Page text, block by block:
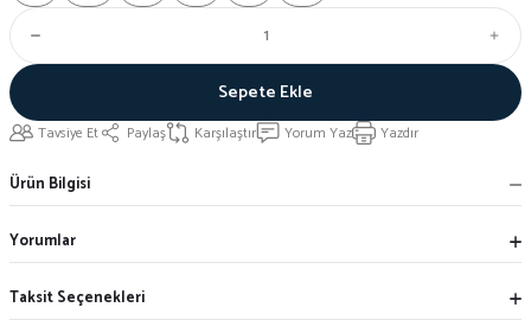
Sepete Ekle
Tavsiye Et Paylaş Karşılaştır Yorum Yaz Yazdır
Ürün Bilgisi
Yorumlar
Taksit Seçenekleri